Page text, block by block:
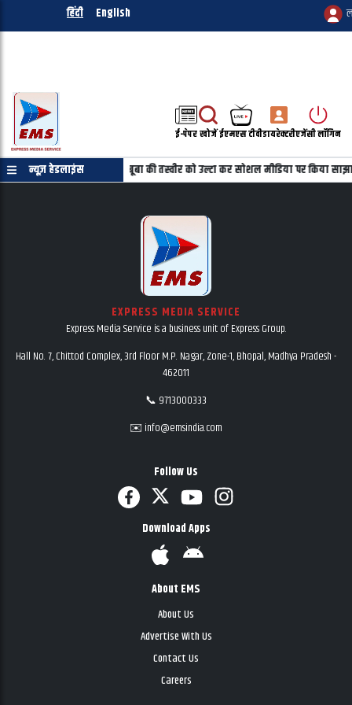
हिंदी English
ई-पेपरखोजेंईएमएस टीवीडायरेक्टरीएजेंसी लॉगिन
न्यूज़ हेडलाइंस
की जरुरत नहीं महबूबा की तस्वीर को उल्टा कर सोशल मीडिया पर किया साझा
EXPRESS MEDIA SERVICE
Express Media Service is a business unit of Express Group.
Hall No. 7, Chittod Complex, 3rd Floor M.P. Nagar, Zone-1, Bhopal, Madhya Pradesh -
462011
📞 9713000333
✉️ info@emsindia.com
Follow Us
Download Apps
About EMS
About Us
Advertise With Us
Contact Us
Careers